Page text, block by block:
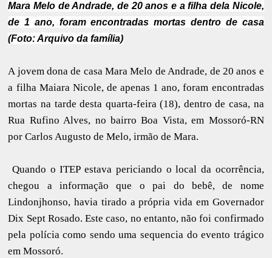
Mara Melo de Andrade, de 20 anos e a filha dela Nicole,
de 1 ano, foram encontradas mortas dentro de casa
(Foto: Arquivo da família)
A jovem dona de casa Mara Melo de Andrade, de 20 anos e
a filha Maiara Nicole, de apenas 1 ano, foram encontradas
mortas na tarde desta quarta-feira (18), dentro de casa, na
Rua Rufino Alves, no bairro Boa Vista, em Mossoró-RN
por Carlos Augusto de Melo, irmão de Mara.
Quando o ITEP estava periciando o local da ocorrência,
chegou a informação que o pai do bebê, de nome
Lindonjhonso, havia tirado a própria vida em Governador
Dix Sept Rosado. Este caso, no entanto, não foi confirmado
pela polícia como sendo uma sequencia do evento trágico
em Mossoró.